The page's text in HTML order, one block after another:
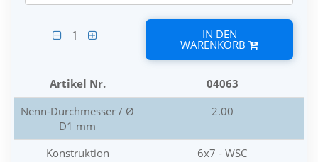
1 IN DEN
WARENKORB
Artikel Nr.
04063
Nenn-Durchmesser / Ø
D1 mm
2.00
Konstruktion
6x7 - WSC